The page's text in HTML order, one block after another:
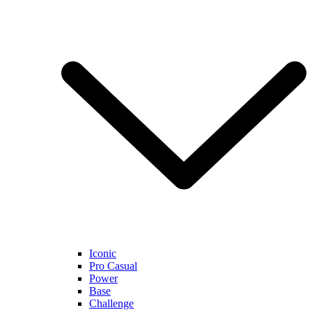
Iconic
Pro Casual
Power
Base
Challenge